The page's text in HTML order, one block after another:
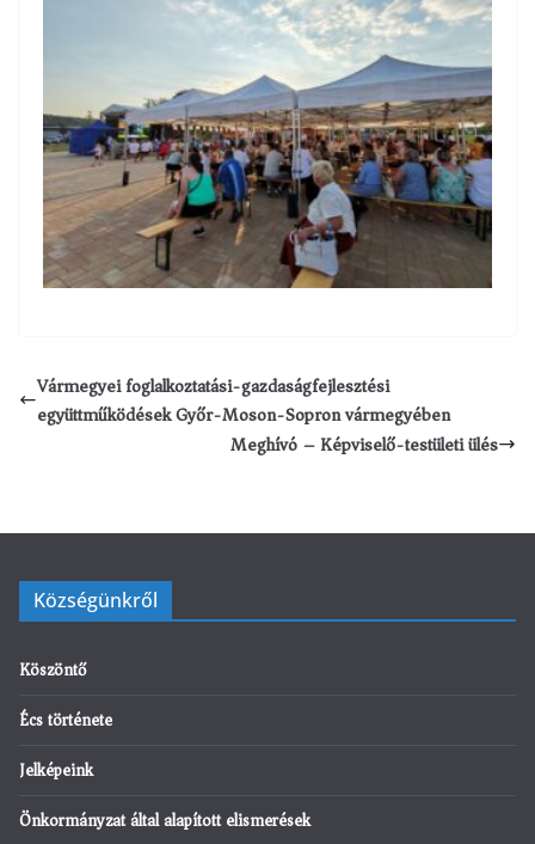
Vármegyei foglalkoztatási-gazdaságfejlesztési
együttműködések Győr-Moson-Sopron vármegyében
Meghívó – Képviselő-testületi ülés
Községünkről
Köszöntő
Écs története
Jelképeink
Önkormányzat által alapított elismerések